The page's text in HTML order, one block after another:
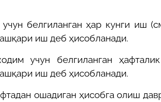
белгиланган ҳар кунги иш
иш деб ҳисобланади.
учун белгиланган
иш деб ҳисобланади.
ошадиган ҳисобга олиш